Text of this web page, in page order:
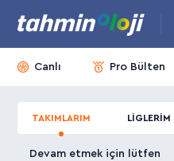
Canlı Pro Bülten
TAKIMLARIM LİGLERİM
Devam etmek için lütfen